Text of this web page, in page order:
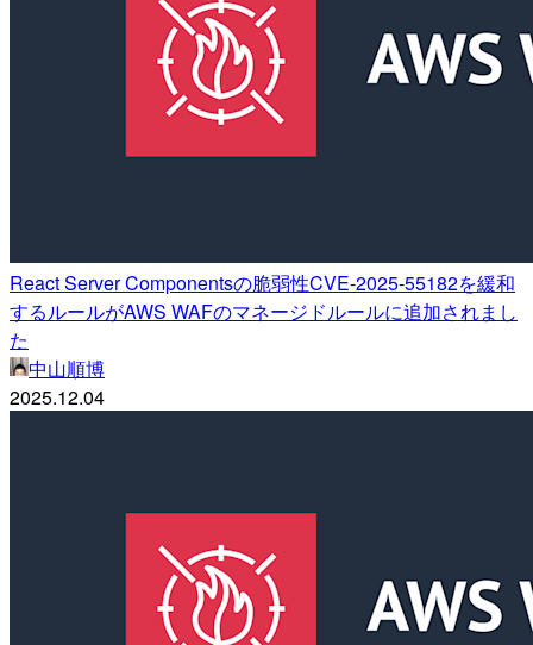
React Server Componentsの脆弱性CVE-2025-55182を緩和
するルールがAWS WAFのマネージドルールに追加されまし
た
中山順博
2025.12.04